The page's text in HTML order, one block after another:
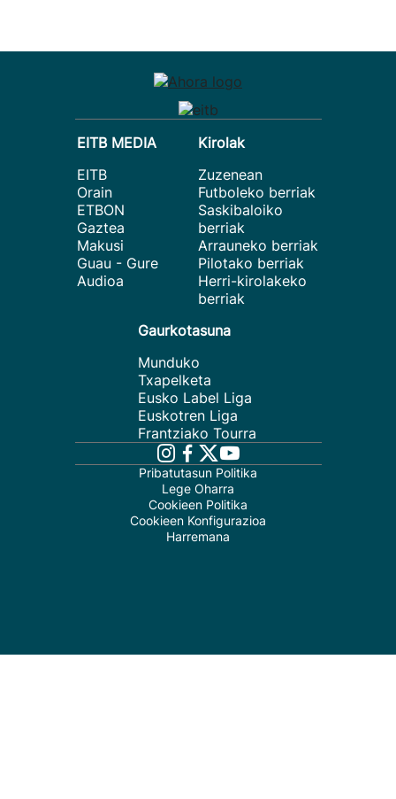
EITB MEDIA
EITB
Orain
ETBON
Gaztea
Makusi
Guau - Gure
Audioa
Kirolak
Zuzenean
Futboleko berriak
Saskibaloiko
berriak
Arrauneko berriak
Pilotako berriak
Herri-kirolakeko
berriak
Gaurkotasuna
Munduko
Txapelketa
Eusko Label Liga
Euskotren Liga
Frantziako Tourra
Pribatutasun Politika
Lege Oharra
Cookieen Politika
Cookieen Konfigurazioa
Harremana